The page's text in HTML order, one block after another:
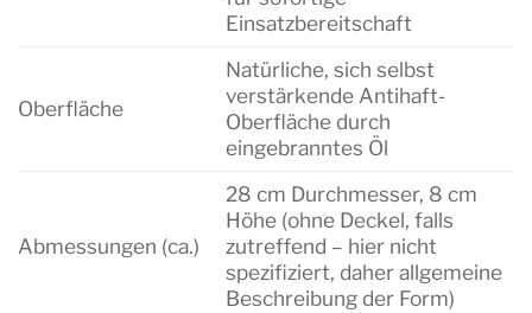
Einsatzbereitschaft
Oberfläche
Natürliche, sich selbst
verstärkende Antihaft-
Oberfläche durch
eingebranntes Öl
Abmessungen (ca.)
28 cm Durchmesser, 8 cm
Höhe (ohne Deckel, falls
zutreffend – hier nicht
spezifiziert, daher allgemeine
Beschreibung der Form)